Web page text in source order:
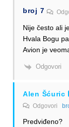
broj 7
Nije često ali
Hvala Bogu
Avion je
Odgovori
Alen Šćuric
Odgovori
Predviđeno?